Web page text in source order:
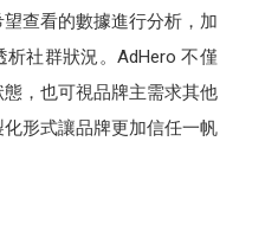
查看的數據進行分析，加
社群狀況。AdHero 不僅
，也可視品牌主需求其他
形式讓品牌更加信任一帆